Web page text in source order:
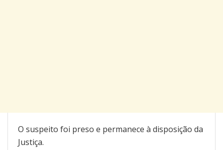
O suspeito foi preso e permanece à disposição da
Justiça.